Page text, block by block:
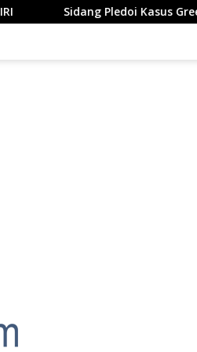
Kasus Greenhouse Ganja di